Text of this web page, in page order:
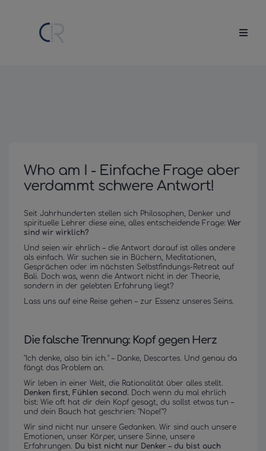
Who am I - Einfache Frage aber
verdammt schwere Antwort!
Seit Jahrhunderten stellen sich Philosophen, Denker und
spirituelle Lehrer diese eine, alles entscheidende Frage: Wer
sind wir wirklich?
Und seien wir ehrlich – die Antwort darauf ist alles andere
als einfach. Wir suchen sie in Büchern, Meditationen,
Gesprächen oder im nächsten Selbstfindungs-Retreat auf
Bali. Doch was, wenn die Antwort nicht in der Theorie,
sondern in der gelebten Erfahrung liegt?
Lass uns auf eine Reise gehen – zur Essenz unseres Seins.
Die falsche Trennung: Kopf gegen Herz
"Ich denke, also bin ich." – Danke, Descartes. Und genau da
fängt das Problem an.
Wir leben in einer Welt, die Rationalität über alles stellt.
Denken first, Fühlen second. Doch wenn du mal ehrlich
bist: Wie oft hat dir dein Kopf gesagt, du sollst etwas tun –
und dein Bauch hat geschrien: "Nope!"?
Wir sind nicht nur unsere Gedanken. Wir sind auch unsere
Emotionen, unser Körper, unsere Sinne, unsere
Erfahrungen. Du bist nicht nur Denker – du bist auch